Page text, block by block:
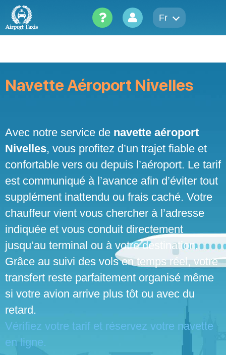
content
Fr
Navette Aéroport Nivelles
Avec notre service de navette aéroport
Nivelles, vous profitez d’un trajet fiable et
confortable vers ou depuis l’aéroport. Le tarif
est communiqué à l’avance afin d’éviter tout
supplément inattendu ou frais caché. Votre
chauffeur vient vous chercher à l’adresse
indiquée et vous conduit directement
jusqu’au terminal ou à votre destination.
Grâce au suivi des vols en temps réel, votre
transfert reste parfaitement organisé même
si votre avion arrive plus tôt ou avec du
retard.
Vérifiez votre tarif et réservez votre navette
en ligne.